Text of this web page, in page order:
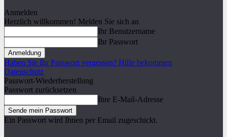
Anmelden
Herzlich willkommen! Melden Sie sich an
Ihr Benutzername
Ihr Passwort
Haben Sie Ihr Passwort vergessen? Hilfe bekommen
Datenschutz
Passwort-Wiederherstellung
Passwort zurücksetzen
Ihre E-Mail-Adresse
Ein Passwort wird Ihnen per Email zugeschickt.